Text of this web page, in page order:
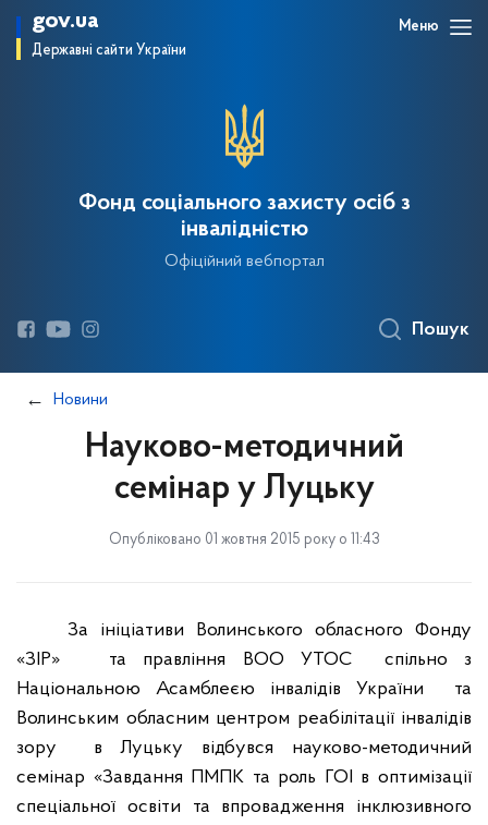
gov.ua
Державні сайти України
Меню
Фонд соціального захисту осіб з
інвалідністю
Офіційний вебпортал
Пошук
Новини
Науково-методичний
семінар у Луцьку
Опубліковано 01 жовтня 2015 року о 11:43
За ініціативи Волинського обласного Фонду
«ЗІР»
та правління ВОО УТОС
спільно з
Національною Асамблеєю інвалідів України
та
Волинським обласним центром реабілітації інвалідів
зору
в Луцьку відбувся науково-методичний
семінар «Завдання ПМПК та роль ГОІ в оптимізації
спеціальної освіти та впровадження інклюзивного